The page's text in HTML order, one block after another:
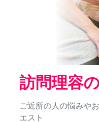
訪問理容
ご近所の人の悩みや
エスト